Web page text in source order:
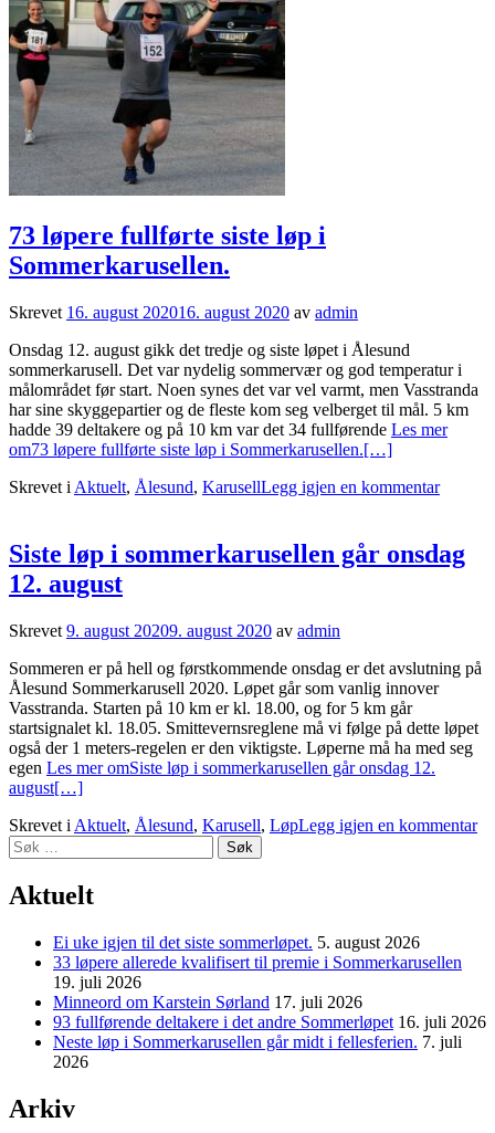
73 løpere fullførte siste løp i
Sommerkarusellen.
Skrevet 16. august 202016. august 2020 av admin
Onsdag 12. august gikk det tredje og siste løpet i Ålesund
sommerkarusell. Det var nydelig sommervær og god temperatur i
målområdet før start. Noen synes det var vel varmt, men Vasstranda
har sine skyggepartier og de fleste kom seg velberget til mål. 5 km
hadde 39 deltakere og på 10 km var det 34 fullførende Les mer
om73 løpere fullførte siste løp i Sommerkarusellen.[…]
Skrevet i Aktuelt, Ålesund, KarusellLegg igjen en kommentar
Siste løp i sommerkarusellen går onsdag
12. august
Skrevet 9. august 20209. august 2020 av admin
Sommeren er på hell og førstkommende onsdag er det avslutning på
Ålesund Sommerkarusell 2020. Løpet går som vanlig innover
Vasstranda. Starten på 10 km er kl. 18.00, og for 5 km går
startsignalet kl. 18.05. Smittevernsreglene må vi følge på dette løpet
også der 1 meters-regelen er den viktigste. Løperne må ha med seg
egen Les mer omSiste løp i sommerkarusellen går onsdag 12.
august[…]
Skrevet i Aktuelt, Ålesund, Karusell, LøpLegg igjen en kommentar
Søk
etter:
Aktuelt
Ei uke igjen til det siste sommerløpet. 5. august 2026
33 løpere allerede kvalifisert til premie i Sommerkarusellen
19. juli 2026
Minneord om Karstein Sørland 17. juli 2026
93 fullførende deltakere i det andre Sommerløpet 16. juli 2026
Neste løp i Sommerkarusellen går midt i fellesferien. 7. juli
2026
Arkiv